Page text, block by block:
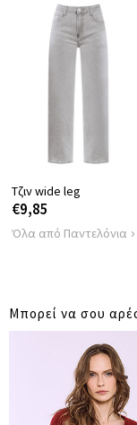
ΜΕΣΗ
ΠΕΡΙΦΕΡΕΙΑ
Τζιν wide leg
€9,85
Όλα από Παντελόνια
Μπορεί να σου